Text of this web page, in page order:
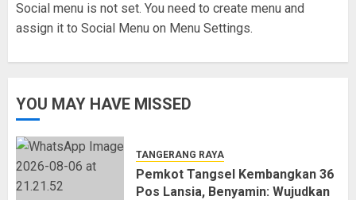
Social menu is not set. You need to create menu and
assign it to Social Menu on Menu Settings.
YOU MAY HAVE MISSED
TANGERANG RAYA
Pemkot Tangsel Kembangkan 36
Pos Lansia, Benyamin: Wujudkan